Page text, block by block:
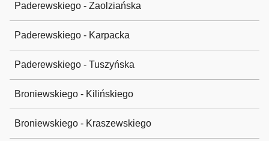
Paderewskiego - Zaolziańska
Paderewskiego - Karpacka
Paderewskiego - Tuszyńska
Broniewskiego - Kilińskiego
Broniewskiego - Kraszewskiego